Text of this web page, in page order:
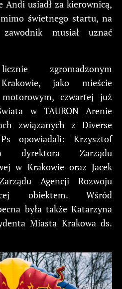
Andi usiadł za kierownicą,
świetnego startu, na
musiał uznać
zgromadzonym
jako mieście
czwartej już
w TAURON Arenie
związanych z Diverse
opowiadali: Krzysztof
dyrektora Zarządu
w Krakowie oraz Jacek
Agencji Rozwoju
obiektem. Wśród
była także Katarzyna
Miasta Krakowa ds.